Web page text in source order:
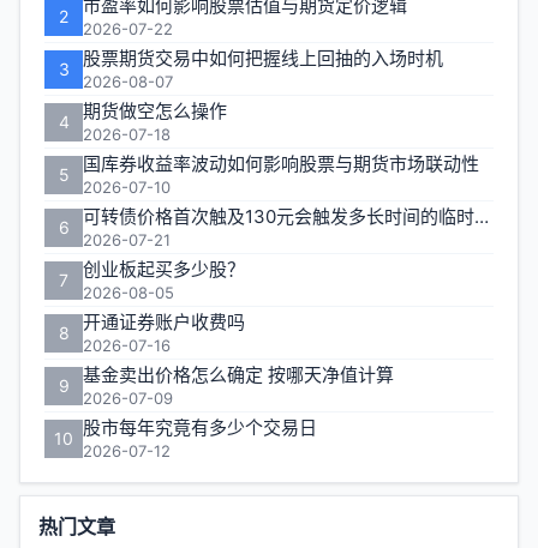
2 市盈率如何影响股票估值与期货定价逻辑
2026-07-22
3 股票期货交易中如何把握线上回抽的入场时机
2026-08-07
4 期货做空怎么操作
2026-07-18
5 国库券收益率波动如何影响股票与期货市场联动性
2026-07-10
6 可转债价格首次触及130元会触发多长时间的临时停牌
2026-07-21
7 创业板起买多少股？
2026-08-05
8 开通证券账户收费吗
2026-07-16
9 基金卖出价格怎么确定 按哪天净值计算
2026-07-09
10 股市每年究竟有多少个交易日
2026-07-12
热门文章